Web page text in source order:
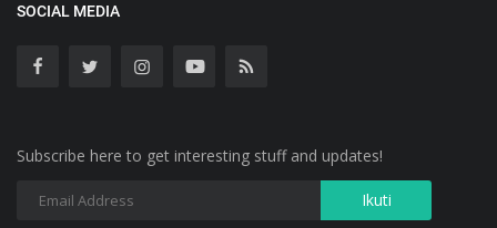
SOCIAL MEDIA
Subscribe here to get interesting stuff and updates!